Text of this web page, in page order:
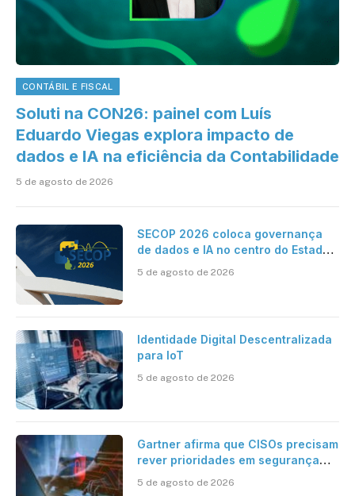
CONTÁBIL E FISCAL
Soluti na CON26: painel com Luís
Eduardo Viegas explora impacto de
dados e IA na eficiência da Contabilidade
5 de agosto de 2026
SECOP 2026 coloca governança
de dados e IA no centro do Estado
5 de agosto de 2026
Identidade Digital Descentralizada
para IoT
5 de agosto de 2026
Gartner afirma que CISOs precisam
rever prioridades em segurança
cibernética para enfrentar os
5 de agosto de 2026